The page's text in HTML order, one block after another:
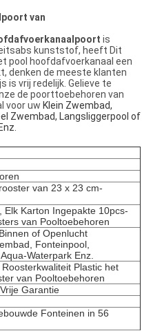
van
is
kunststof, heeft Dit
pool hoofdafvoerkanaal een
denken de meeste klanten
is vrij redelijk. Gelieve te
de poorttoebehoren van
voor uw Klein Zwembad,
Zwembad, Langsliggerpool of
van 23 x 23 cm-
Elk Karton Ingepakte 10pcs-
van Pooltoebehoren
of Openlucht
Fonteinpool,
Waterpark Enz.
Roosterkwaliteit Plastic het
van Pooltoebehoren
Garantie
Fonteinen in 56